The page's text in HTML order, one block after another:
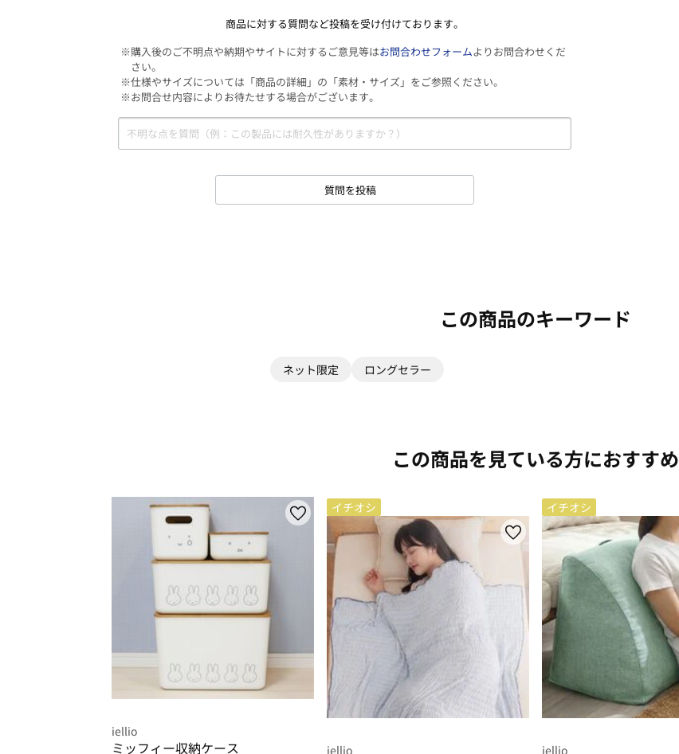
商品に対する質問など投稿を受け付けております。
※購入後のご不明点や納期やサイトに対するご意見等はお問合わせフォームよりお問合わせくだ
さい。
※仕様やサイズについては「商品の詳細」の「素材・サイズ」をご参照ください。
※お問合せ内容によりお待たせする場合がございます。
質問を投稿
この商品のキーワード
ネット限定 ロングセラー
この商品を見ている方におすすめ
iellio
ミッフィー収納ケース
イチオシ
iellio
イチオシ
iellio